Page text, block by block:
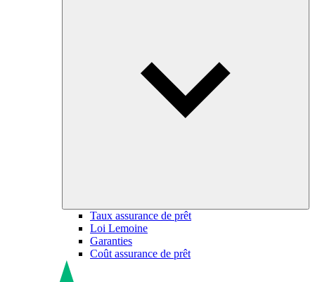
Taux assurance de prêt
Loi Lemoine
Garanties
Coût assurance de prêt